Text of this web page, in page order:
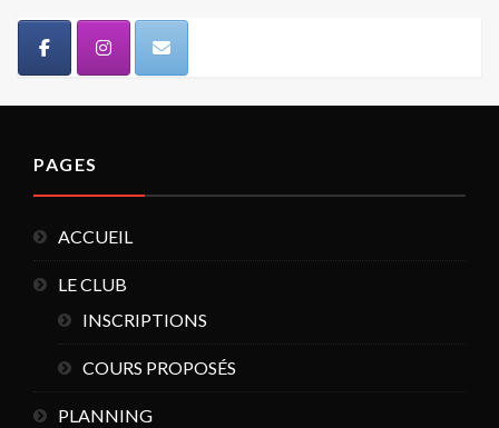
PAGES
ACCUEIL
LE CLUB
INSCRIPTIONS
COURS PROPOSÉS
PLANNING